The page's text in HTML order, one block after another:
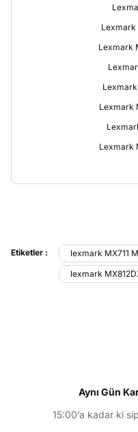
Lexmark
Lexmark
Lexmark
Lexmark
Lexmark
Görüş ve önerileriniz
Ürün resmi kalitesiz,
Etiketler : lexmark MX711
lexmark
Aynı Gün
15:00’a kadar ki